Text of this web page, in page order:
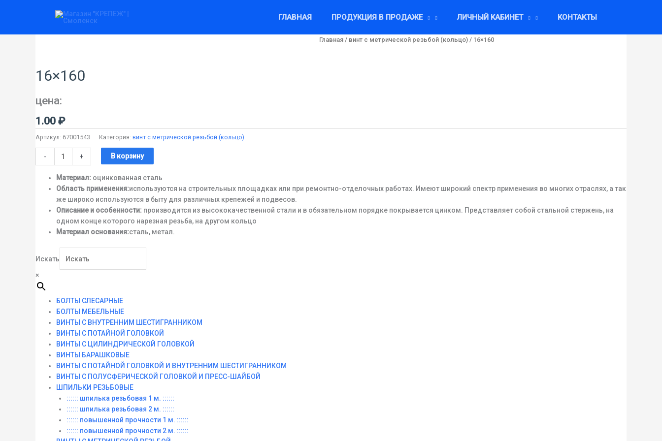
ГЛАВНАЯ ПРОДУКЦИЯ В ПРОДАЖЕ ЛИЧНЫЙ КАБИНЕТ КОНТАКТЫ
Главная / винт c метрической резьбой (кольцо) / 16×160
16×160
цена:
1.00 ₽
Артикул: 67001543 Категория: винт c метрической резьбой (кольцо)
- + В корзину
Материал: оцинкованная сталь
Область применения:используются на строительных площадках или при ремонтно-отделочных работах. Имеют широкий спектр применения во многих отраслях, а так
же широко используются в быту для различных крепежей и подвесов.
Описание и особенности: производится из высококачественной стали и в обязательном порядке покрывается цинком. Представляет собой стальной стержень, на
одном конце которого нарезная резьба, на другом кольцо
Материал основания:сталь, метал.
Искать
×
БОЛТЫ СЛЕСАРНЫЕ
БОЛТЫ МЕБЕЛЬНЫЕ
ВИНТЫ С ВНУТРЕННИМ ШЕСТИГРАННИКОМ
ВИНТЫ С ПОТАЙНОЙ ГОЛОВКОЙ
ВИНТЫ С ЦИЛИНДРИЧЕСКОЙ ГОЛОВКОЙ
ВИНТЫ БАРАШКОВЫЕ
ВИНТЫ С ПОТАЙНОЙ ГОЛОВКОЙ И ВНУТРЕННИМ ШЕСТИГРАННИКОМ
ВИНТЫ С ПОЛУСФЕРИЧЕСКОЙ ГОЛОВКОЙ И ПРЕСС-ШАЙБОЙ
ШПИЛЬКИ РЕЗЬБОВЫЕ
:::::: шпилька резьбовая 1 м. ::::::
:::::: шпилька резьбовая 2 м. ::::::
:::::: повышенной прочности 1 м. ::::::
:::::: повышенной прочности 2 м. ::::::